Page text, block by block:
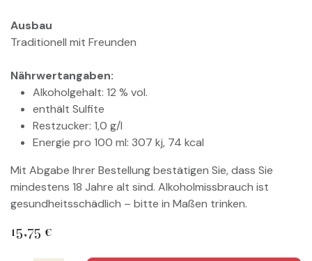
Ausbau
Traditionell mit Freunden
Nährwertangaben:
Alkoholgehalt: 12 % vol.
enthält Sulfite
Restzucker: 1,0 g/l
Energie pro 100 ml: 307 kj, 74 kcal
Mit Abgabe Ihrer Bestellung bestätigen Sie, dass Sie
mindestens 18 Jahre alt sind. Alkoholmissbrauch ist
gesundheitsschädlich – bitte in Maßen trinken.
15,75 €